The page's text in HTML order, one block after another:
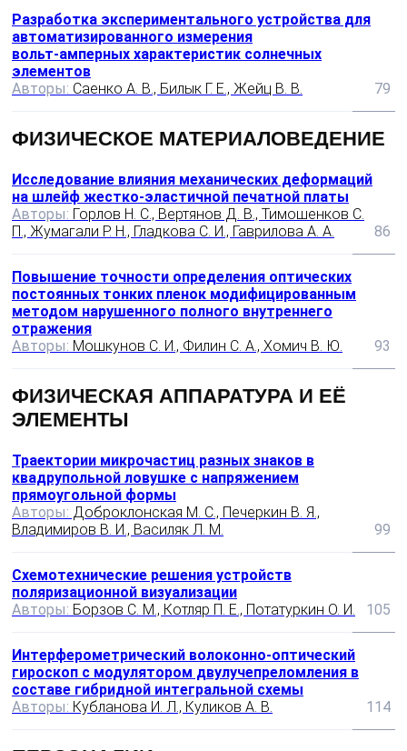
Разработка экспериментального устройства для
автоматизированного измерения
вольт‑амперных характеристик солнечных
элементов
Авторы: Саенко А. В., Билык Г. Е., Жейц В. В. 79
ФИЗИЧЕСКОЕ МАТЕРИАЛОВЕДЕНИЕ
Исследование влияния механических деформаций
на шлейф жестко-эластичной печатной платы
Авторы: Горлов Н. С., Вертянов Д. В., Тимошенков С.
П., Жумагали Р. Н., Гладкова С. И., Гаврилова А. А.
86
Повышение точности определения оптических
постоянных тонких пленок модифицированным
методом нарушенного полного внутреннего
отражения
Авторы: Мошкунов С. И., Филин С. А., Хомич В. Ю. 93
ФИЗИЧЕСКАЯ АППАРАТУРА И ЕЁ
ЭЛЕМЕНТЫ
Траектории микрочастиц разных знаков в
квадрупольной ловушке с напряжением
прямоугольной формы
Авторы: Доброклонская М. С., Печеркин В. Я.,
Владимиров В. И., Василяк Л. М.
99
Схемотехнические решения устройств
поляризационной визуализации
Авторы: Борзов С. М., Котляр П. Е., Потатуркин О. И. 105
Интерферометрический волоконно‑оптический
гироскоп с модулятором двулучепреломления в
составе гибридной интегральной схемы
Авторы: Кубланова И. Л., Куликов А. В. 114